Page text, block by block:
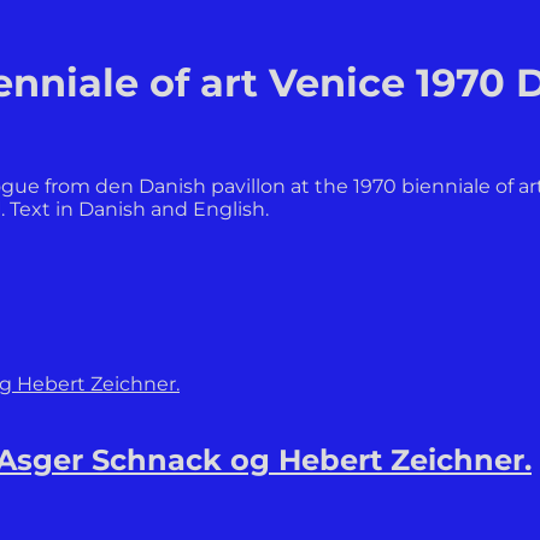
of art Venice 1970
from den Danish pavillon at the 1970 bienniale of
in Danish and English.
Schnack og Hebert Zeichner.